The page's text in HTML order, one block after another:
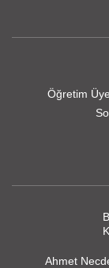
Öğretim
Ahmet